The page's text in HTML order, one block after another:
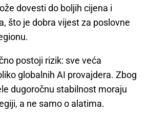
dovesti do boljih cijena i
što je dobra vijest za poslovne
postoji rizik: sve veća
globalnih AI provajdera. Zbog
dugoročnu stabilnost moraju
a ne samo o alatima.